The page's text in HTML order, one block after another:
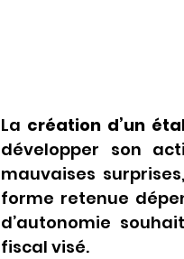
La création d’un
développer son
mauvaises
forme retenue
d’autonomie
fiscal visé.